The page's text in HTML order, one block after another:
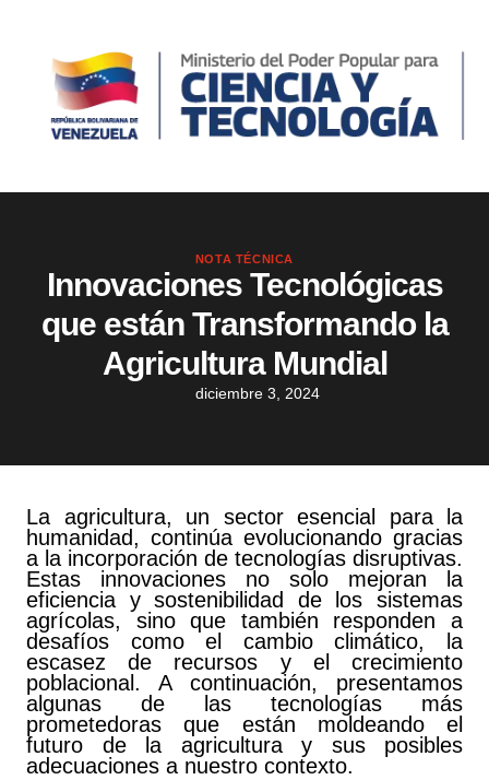
NOTA TÉCNICA
Innovaciones Tecnológicas
que están Transformando la
Agricultura Mundial
diciembre 3, 2024
La agricultura, un sector esencial para la
humanidad, continúa evolucionando gracias
a la incorporación de tecnologías disruptivas.
Estas innovaciones no solo mejoran la
eficiencia y sostenibilidad de los sistemas
agrícolas, sino que también responden a
desafíos como el cambio climático, la
escasez de recursos y el crecimiento
poblacional. A continuación, presentamos
algunas de las tecnologías más
prometedoras que están moldeando el
futuro de la agricultura y sus posibles
adecuaciones a nuestro contexto.